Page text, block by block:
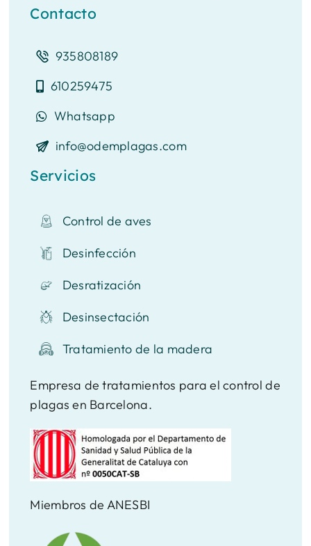
Contacto
935808189
610259475
Whatsapp
info@odemplagas.com
Servicios
Control de aves
Desinfección
Desratización
Desinsectación
Tratamiento de la madera
Empresa de tratamientos para el control de
plagas en Barcelona.
Miembros de ANESBI